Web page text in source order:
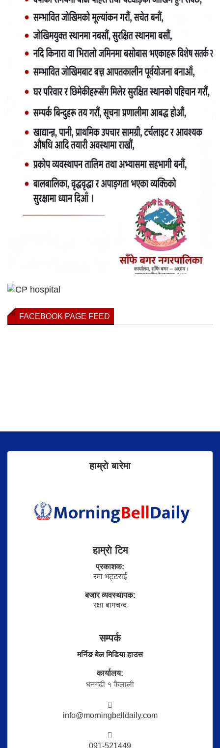
FACEBOOK PAGE FEED
हाम्राे बारेमा
हाम्राे टिम
प्रकाशक:
रमा भट्टराई
बजार व्यवस्थापक:
रक्षा बागचन्द
सम्पर्क
मर्निङ बेल मिडिया हाउस
कार्यालय:
धनगढी १ कैलाली
info@morningbelldaily.com
091-521449